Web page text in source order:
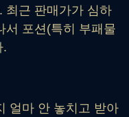
최근 판매가가 심하
서 포션(특히 부패물
.
얼마 안 놓치고 받아